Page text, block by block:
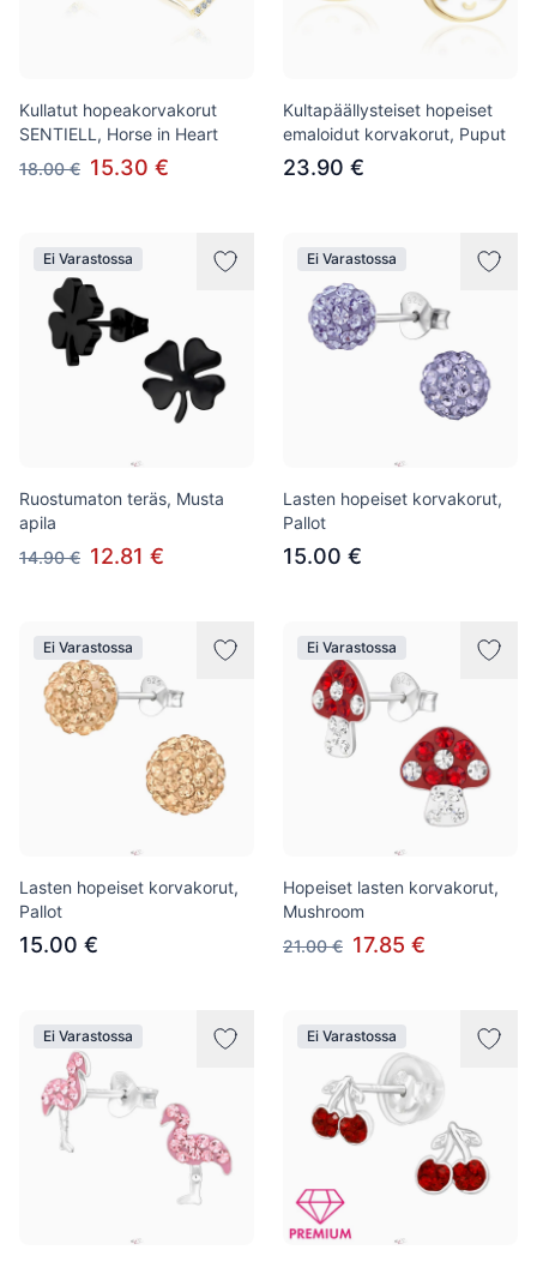
Kullatut hopeakorvakorut
SENTIELL, Horse in Heart
18.00 € 15.30 €
Kultapäällysteiset hopeiset
emaloidut korvakorut, Puput
23.90 €
Ei Varastossa
Ruostumaton teräs, Musta
apila
14.90 € 12.81 €
Ei Varastossa
Lasten hopeiset korvakorut,
Pallot
15.00 €
Ei Varastossa
Lasten hopeiset korvakorut,
Pallot
15.00 €
Ei Varastossa
Hopeiset lasten korvakorut,
Mushroom
21.00 € 17.85 €
Ei Varastossa Ei Varastossa